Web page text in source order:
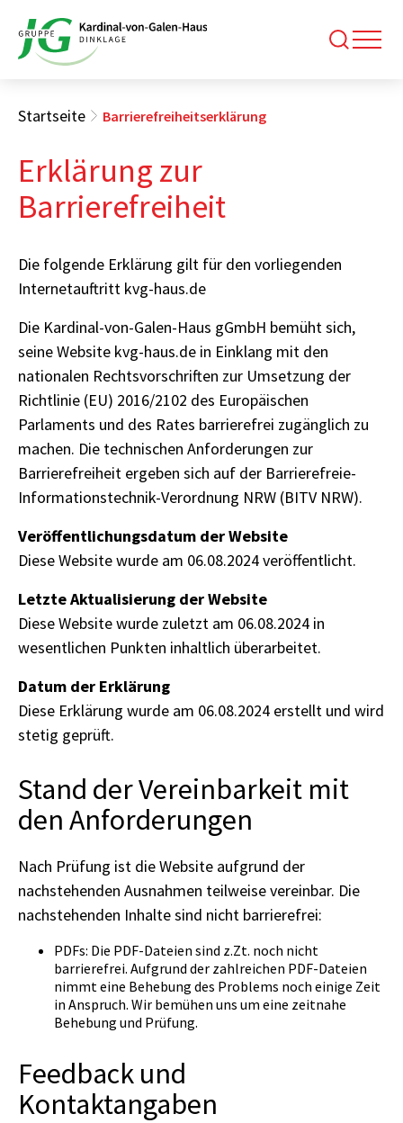
Startseite Barrierefreiheitserklärung
Erklärung zur
Barrierefreiheit
Die folgende Erklärung gilt für den vorliegenden
Internetauftritt kvg-haus.de
Die Kardinal-von-Galen-Haus gGmbH bemüht sich,
seine Website kvg-haus.de in Einklang mit den
nationalen Rechtsvorschriften zur Umsetzung der
Richtlinie (EU) 2016/2102 des Europäischen
Parlaments und des Rates barrierefrei zugänglich zu
machen. Die technischen Anforderungen zur
Barrierefreiheit ergeben sich auf der Barrierefreie-
Informationstechnik-Verordnung NRW (BITV NRW).
Veröffentlichungsdatum der Website
Diese Website wurde am 06.08.2024 veröffentlicht.
Letzte Aktualisierung der Website
Diese Website wurde zuletzt am 06.08.2024 in
wesentlichen Punkten inhaltlich überarbeitet.
Datum der Erklärung
Diese Erklärung wurde am 06.08.2024 erstellt und wird
stetig geprüft.
Stand der Vereinbarkeit mit
den Anforderungen
Nach Prüfung ist die Website aufgrund der
nachstehenden Ausnahmen teilweise vereinbar. Die
nachstehenden Inhalte sind nicht barrierefrei:
PDFs: Die PDF-Dateien sind z.Zt. noch nicht
barrierefrei. Aufgrund der zahlreichen PDF-Dateien
nimmt eine Behebung des Problems noch einige Zeit
in Anspruch. Wir bemühen uns um eine zeitnahe
Behebung und Prüfung.
Feedback und
Kontaktangaben